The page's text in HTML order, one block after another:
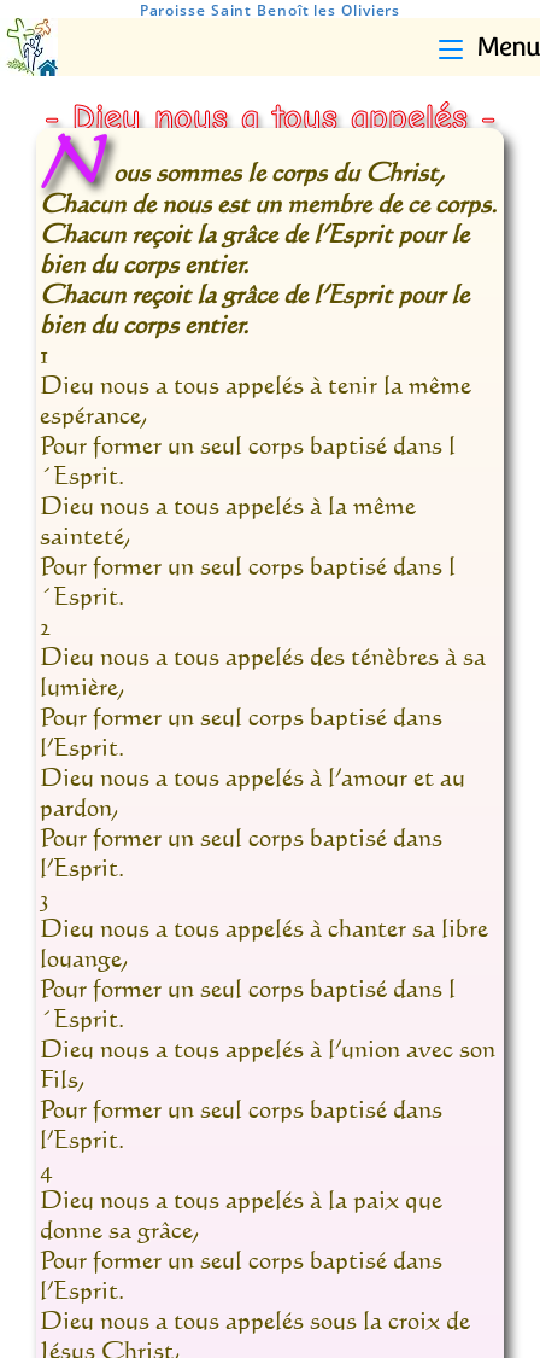
Paroisse Saint Benoît les Oliviers
Menu
- Dieu nous a tous appelés -
N ous sommes le corps du Christ,
Chacun de nous est un membre de ce corps.
Chacun reçoit la grâce de l’Esprit pour le
bien du corps entier.
Chacun reçoit la grâce de l’Esprit pour le
bien du corps entier.
1
Dieu nous a tous appelés à tenir la même
espérance,
Pour former un seul corps baptisé dans l
´Esprit.
Dieu nous a tous appelés à la même
sainteté,
Pour former un seul corps baptisé dans l
´Esprit.
2
Dieu nous a tous appelés des ténèbres à sa
lumière,
Pour former un seul corps baptisé dans
l’Esprit.
Dieu nous a tous appelés à l’amour et au
pardon,
Pour former un seul corps baptisé dans
l’Esprit.
3
Dieu nous a tous appelés à chanter sa libre
louange,
Pour former un seul corps baptisé dans l
´Esprit.
Dieu nous a tous appelés à l’union avec son
Fils,
Pour former un seul corps baptisé dans
l’Esprit.
4
Dieu nous a tous appelés à la paix que
donne sa grâce,
Pour former un seul corps baptisé dans
l’Esprit.
Dieu nous a tous appelés sous la croix de
Jésus Christ,